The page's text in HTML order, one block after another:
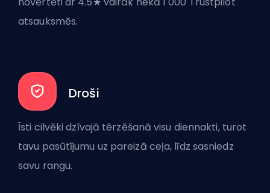
atsauksmēs.
Droši
Īsti cilvēki dzīvajā tērzēšanā visu diennakti, turot
tavu pasūtījumu uz pareizā ceļa, līdz sasniedz
savu rangu.